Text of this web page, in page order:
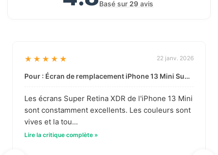
Basé sur 29 avis
★★★★★ 22 janv. 2026
Pour : Écran de remplacement iPhone 13 Mini Super Retina XDR en gros | Qualité basée sur les données
Les écrans Super Retina XDR de l'iPhone 13 Mini
sont constamment excellents. Les couleurs sont
vives et la tou...
Lire la critique complète »